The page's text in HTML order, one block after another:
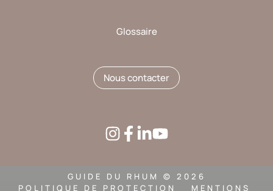
Glossaire
Nous contacter
GUIDE DU RHUM © 2026
POLITIQUE DE PROTECTION
MENTIONS